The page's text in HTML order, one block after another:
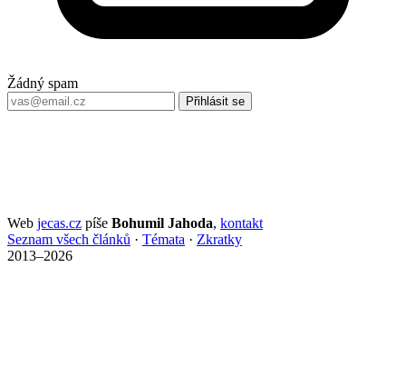
Žádný spam
Přihlásit se
Web jecas.cz píše Bohumil Jahoda, kontakt
Seznam všech článků · Témata · Zkratky
2013–2026